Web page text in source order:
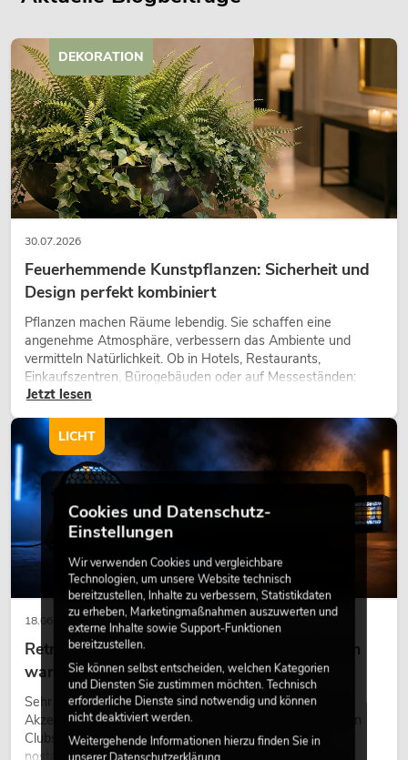
30.07.2026
Feuerhemmende Kunstpflanzen: Sicherheit und
Design perfekt kombiniert
Pflanzen machen Räume lebendig. Sie schaffen eine
angenehme Atmosphäre, verbessern das Ambiente und
vermitteln Natürlichkeit. Ob in Hotels, Restaurants,
Einkaufszentren, Bürogebäuden oder auf Messeständen:
eine hochwertige Begrünung gehört heute längst zum
modernen Raumkonzept.
Jetzt lesen
DEKORATION
18.06.2026
Retro-Licht im modernen Lichtdesign: Warum
warmes Licht wieder wirkt
Sehr warmes Licht, sichtbare Leuchtflächen und farbige
Akzente prägen viele aktuelle Lichtdesigns auf Bühnen, in
Clubs und bei Events. Retro-Licht ist dabei kein rein
LICHT
Cookies und Datenschutz-
Einstellungen
Wir verwenden Cookies und vergleichbare
Technologien, um unsere Website technisch
bereitzustellen, Inhalte zu verbessern, Statistikdaten
zu erheben, Marketingmaßnahmen auszuwerten und
externe Inhalte sowie Support-Funktionen
bereitzustellen.
Sie können selbst entscheiden, welchen Kategorien
und Diensten Sie zustimmen möchten. Technisch
erforderliche Dienste sind notwendig und können
nicht deaktiviert werden.
Weitergehende Informationen hierzu finden Sie in
unsererDatenschutzerklärung.